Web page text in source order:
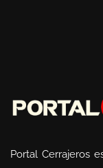
Portal Cerrajeros